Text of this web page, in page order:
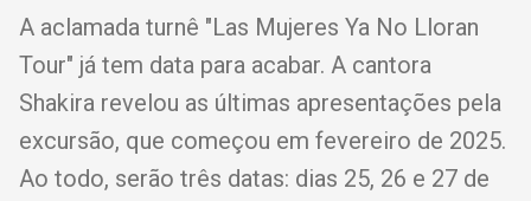
A aclamada turnê "Las Mujeres Ya No Lloran
Tour" já tem data para acabar. A cantora
Shakira revelou as últimas apresentações pela
excursão, que começou em fevereiro de 2025.
Ao todo, serão três datas: dias 25, 26 e 27 de